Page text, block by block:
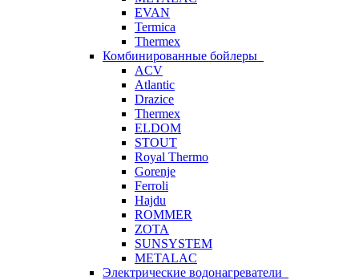
EVAN
Termica
Thermex
Комбинированные бойлеры
ACV
Atlantic
Drazice
Thermex
ELDOM
STOUT
Royal Thermo
Gorenje
Ferroli
Hajdu
ROMMER
ZOTA
SUNSYSTEM
METALAC
Электрические водонагреватели